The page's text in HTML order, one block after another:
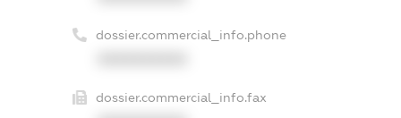
dossier.commercial_info.phone
dossier.commercial_info.fax